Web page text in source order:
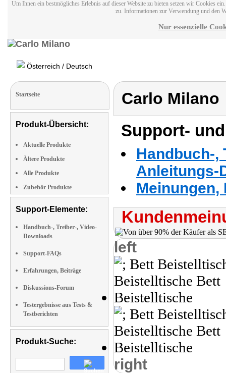
Um Ihnen ein bestmögliches Erlebnis auf dieser Website zu bieten setzen wir Cookies
zu. Informationen zur Verwendung und den
Nur essenzielle
Österreich / Deutsch
Startseite
Produkt-Übersicht:
Aktuelle Produkte
Ältere Produkte
Alle Produkte
Zubehör Produkte
Support-Elemente:
Handbuch-, Treiber-, Video-
Downloads
Support-FAQs
Erfahrungen, Beiträge
Diskussions-Forum
Testergebnisse aus Tests &
Testberichten
Produkt-Suche:
Carlo Milano
Support-
Handbuch-,
Anleitungs-
left
right